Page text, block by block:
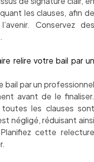
les clauses, afin de
Conservez des
relire votre bail par un
bail par un professionnel
avant de le finaliser.
les clauses sont
négligé, réduisant ainsi
cette relecture